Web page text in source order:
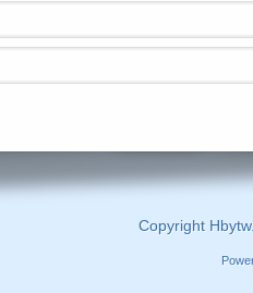
Copyright